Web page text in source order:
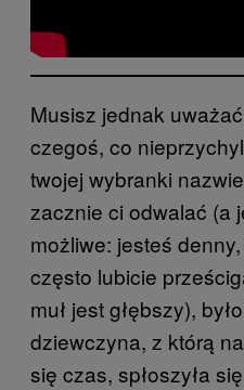
Musisz jednak
czegoś, co
twojej wybranki
zacznie ci odwalać (a
możliwe: jesteś
często lubicie
muł jest głębszy),
dziewczyna, z którą
się czas, spłoszyła